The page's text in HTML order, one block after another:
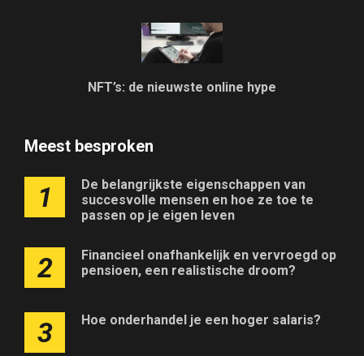
NFT’s: de nieuwste online hype
Meest besproken
1
De belangrijkste eigenschappen van
succesvolle mensen en hoe ze toe te
passen op je eigen leven
2
Financieel onafhankelijk en vervroegd op
pensioen, een realistische droom?
3 Hoe onderhandel je een hoger salaris?